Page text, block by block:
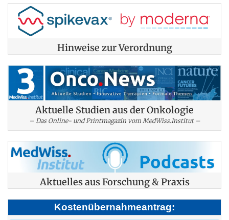
Hinweise zur Verordnung
Aktuelle Studien aus der Onkologie
– Das Online- und Printmagazin vom MedWiss.Institut –
Aktuelles aus Forschung & Praxis
Kostenübernahmeantrag: